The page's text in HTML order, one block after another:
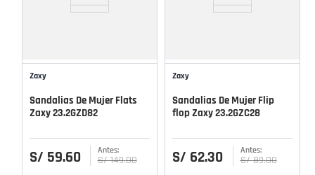
Zaxy
Sandalias De Mujer Flats
Zaxy 23.2GZD82
S/ 59.60 S/ 149.00
Zaxy
Sandalias De Mujer Flip
flop Zaxy 23.2GZC28
S/ 62.30 S/ 89.00